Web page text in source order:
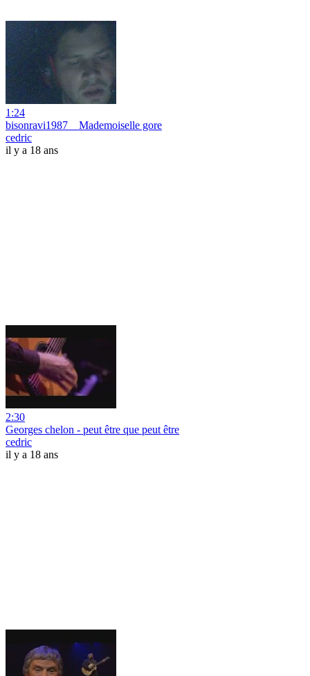
1:24
bisonravi1987 _ Mademoiselle gore
cedric
il y a 18 ans
2:30
Georges chelon - peut être que peut être
cedric
il y a 18 ans